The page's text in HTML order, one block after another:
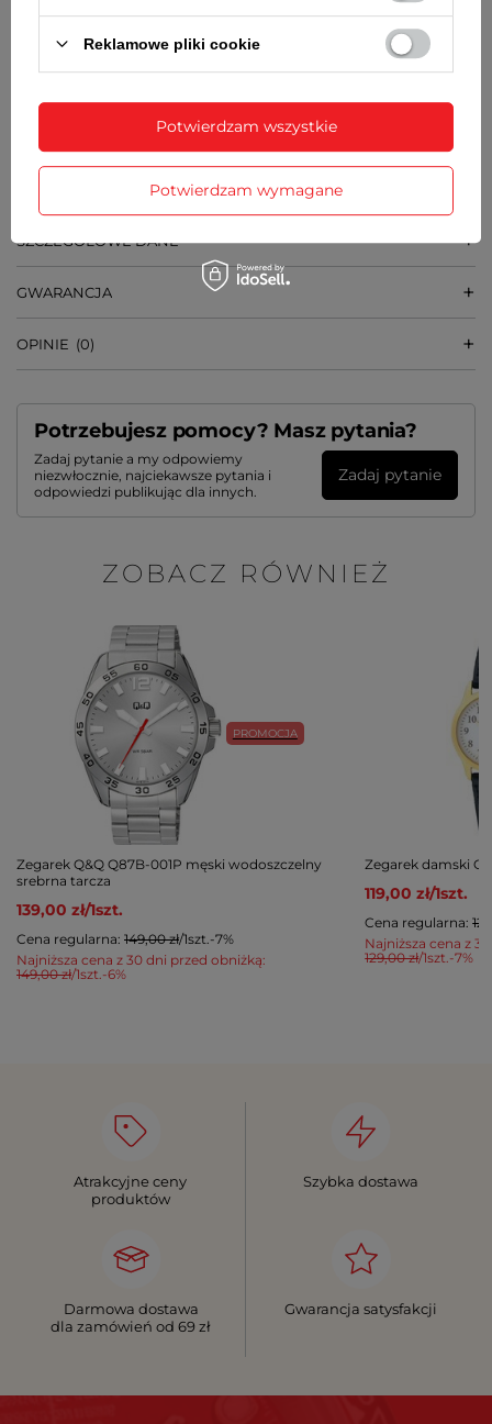
SZEROKOŚĆ BRANSOLETY PRZY KOPERCIE
22 mm
WAGA
SZCZEGÓŁOWE DANE
GWARANCJA
OPINIE (0)
Potrzebujesz pomocy? Masz pytania?
Zadaj pytanie a my odpowiemy
niezwłocznie, najciekawsze pytania i
odpowiedzi publikując dla innych.
Zadaj pytanie
ZOBACZ RÓWNIEŻ
PROMOCJA
Zegarek Q&Q Q87B-001P męski wodoszczelny
srebrna tarcza
139,00 zł/1szt.
Najniższa cena z 30 dni przed obniżką:
149,00 zł/1szt. -6%
Cena regularna: 149,00 zł/1szt. -7%
Zegarek damski
119,00 zł/1szt.
Najniższa cena z
129,00 zł/1szt. -7%
Cena regularna:
Atrakcyjne ceny
produktów
Szybka dostawa
Darmowa dostawa
dla zamówień od 69 zł
Gwarancja satysfakcji
Reklamowe pliki cookie
Potwierdzam wymagane
Potwierdzam wszystkie